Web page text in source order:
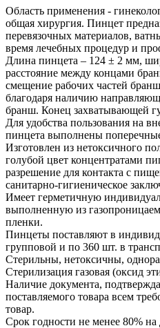
Область применения -
общая хирургия. Пинцет
перевязочных материалов,
время лечебных процедур и
Длина пинцета – 124 ± 2 мм,
расстояние между концами
смещение рабочих частей
благодаря наличию
бранш. Конец захватывающей
Для удобства пользования на
пинцета выполнены
Изготовлен из нетоксичного
голубой цвет концентратами
разрешение для контакта с
санитарно-гигиеническое
Имеет герметичную
выполненную из
пленки.
Пинцеты поставляют в
групповой и по 360 шт. в
Стерильны, нетоксичны,
Стерилизация газовая (оксид
Наличие документа,
поставляемого товара всем
товар.
Срок годности не менее 80% на